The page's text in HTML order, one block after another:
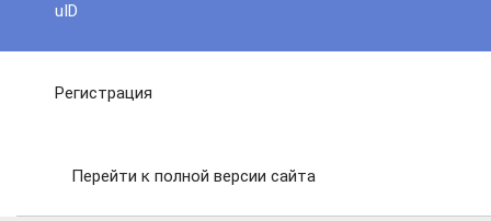
uID
Регистрация
Перейти к полной версии сайта